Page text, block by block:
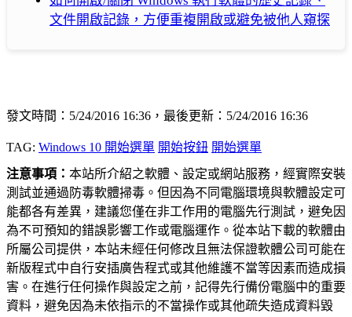
文件開啟記錄，方便重複開啟或避免被他人窺探
發文時間：5/24/2016 16:36，最後更新：5/24/2016 16:36
TAG: Windows 10 開始選單 開始按鈕 開始選單
注意事項： 本站所介紹之軟體、設定或網站服務，經實際安裝
測試並通過防毒軟體掃毒。但因為不同電腦環境與軟體設定可
能都各有差異，建議您僅在非工作用的電腦先行測試，避免因
為不可預知的錯誤影響工作或電腦運作。從本站下載的軟體由
所屬公司提供，本站未經任何修改且無法保證軟體公司可能在
新版程式中自行安插廣告程式或其他維護不當等因素而造成損
害。在進行任何操作與設定之前，記得先行備份電腦中的重要
資料，避免因為未依指示的不當操作或其他疏失造成資料毀